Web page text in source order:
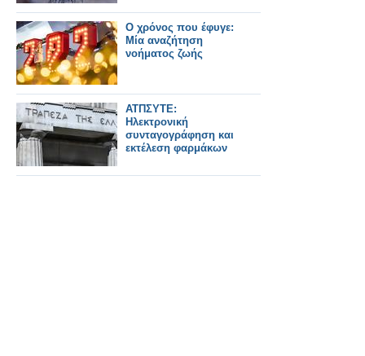
Ο χρόνος που έφυγε:
Μία αναζήτηση
νοήματος ζωής
ΑΤΠΣΥΤΕ:
Ηλεκτρονική
συνταγογράφηση και
εκτέλεση φαρμάκων